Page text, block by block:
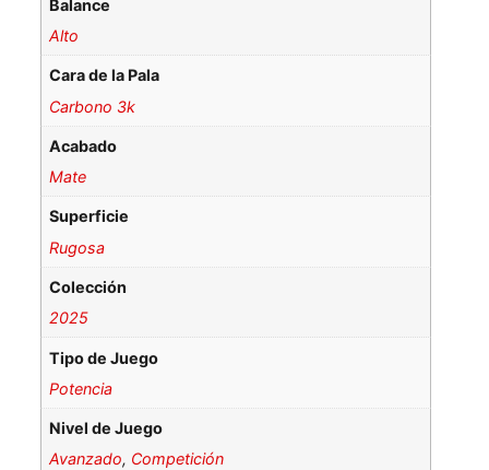
Balance
Alto
Cara de la Pala
Carbono 3k
Acabado
Mate
Superficie
Rugosa
Colección
2025
Tipo de Juego
Potencia
Nivel de Juego
Avanzado, Competición